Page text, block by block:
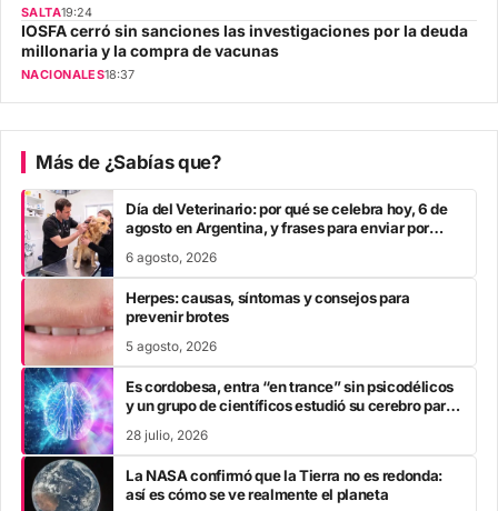
SALTA19:24
IOSFA cerró sin sanciones las investigaciones por la deuda
millonaria y la compra de vacunas
NACIONALES18:37
Más de ¿Sabías que?
Día del Veterinario: por qué se celebra hoy, 6 de
agosto en Argentina, y frases para enviar por
6 agosto, 2026
Herpes: causas, síntomas y consejos para
prevenir brotes
5 agosto, 2026
Es cordobesa, entra “en trance” sin psicodélicos
y un grupo de científicos estudió su cerebro para
28 julio, 2026
La NASA confirmó que la Tierra no es redonda:
así es cómo se ve realmente el planeta